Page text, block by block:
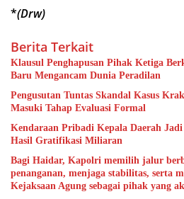
*(Drw)
Berita Terkait
Klausul Penghapusan Pihak Ketiga
Baru Mengancam Dunia Peradilan
Pengusutan Tuntas Skandal Kasus
Masuki Tahap Evaluasi Formal
Kendaraan Pribadi Kepala Daerah
Hasil Gratifikasi Miliaran
Bagi Haidar, Kapolri memilih jalur
penanganan, menjaga stabilitas, serta
Kejaksaan Agung sebagai pihak yang